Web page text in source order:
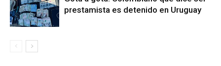
prestamista es detenido en Uruguay